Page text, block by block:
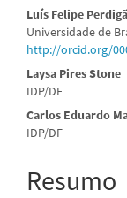
do
artigo
principal
Luís Felipe
Universidade de
http://orcid.org/
Laysa Pires Stone
IDP/DF
Carlos Eduardo
IDP/DF
Resumo